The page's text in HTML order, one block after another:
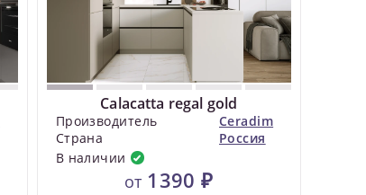
Calacatta regal gold
Производитель
Ceradim
Страна
Россия
В наличии
от 1390 ₽